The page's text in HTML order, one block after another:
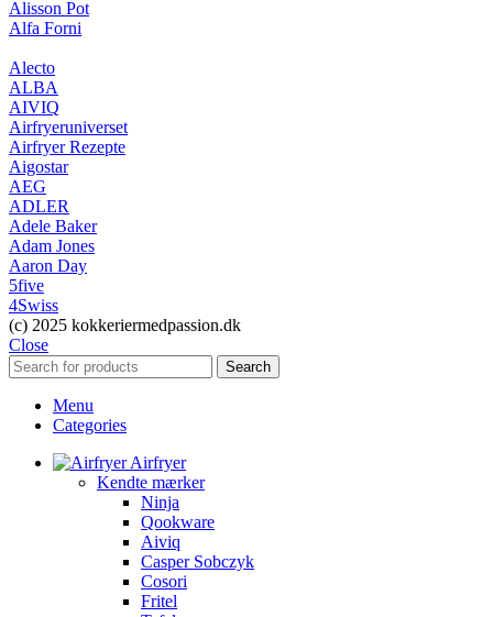
Alisson Pot
Alfa Forni
Alecto
ALBA
AIVIQ
Airfryeruniverset
Airfryer Rezepte
Aigostar
AEG
ADLER
Adele Baker
Adam Jones
Aaron Day
5five
4Swiss
(c) 2025 kokkeriermedpassion.dk
Close
Search
Menu
Categories
Airfryer
Kendte mærker
Ninja
Qookware
Aiviq
Casper Sobczyk
Cosori
Fritel